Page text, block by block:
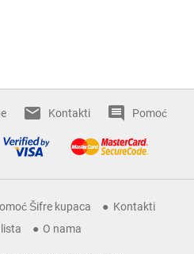
Kontakti Pomoć
Šifre kupaca
Kontakti
O nama